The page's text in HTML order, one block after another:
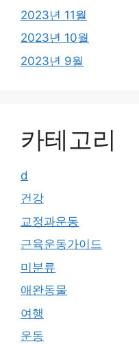
2023년 11월
2023년 10월
2023년 9월
카테고리
d
건강
교정과운동
근육운동가이드
미분류
애완동물
여행
운동